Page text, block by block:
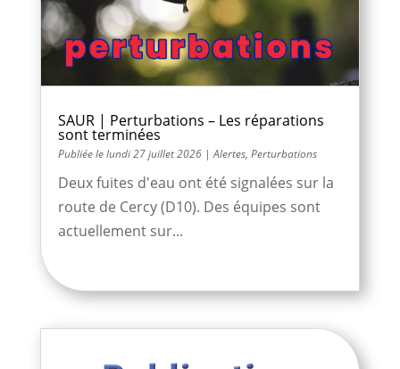
SAUR | Perturbations – Les réparations
sont terminées
lundi 27 juillet 2026|Alertes, Perturbations
Deux fuites d'eau ont été signalées sur la
route de Cercy (D10). Des équipes sont
actuellement sur...